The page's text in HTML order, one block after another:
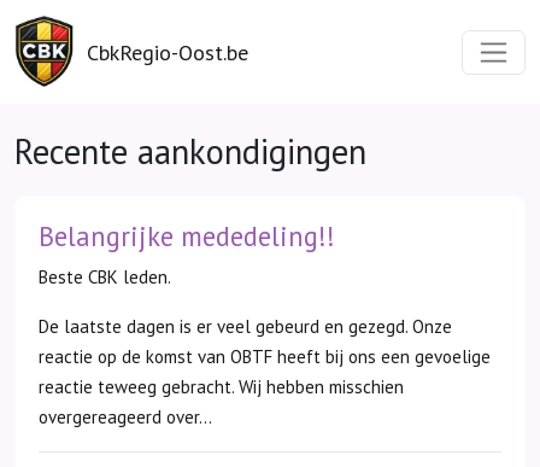
CbkRegio-Oost.be
Recente aankondigingen
Belangrijke mededeling!!
Beste CBK leden.
De laatste dagen is er veel gebeurd en gezegd. Onze
reactie op de komst van OBTF heeft bij ons een gevoelige
reactie teweeg gebracht. Wij hebben misschien
overgereageerd over...